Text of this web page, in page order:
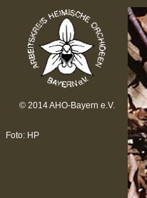
© 2014 AHO-Bayern e.V.
Foto: HP